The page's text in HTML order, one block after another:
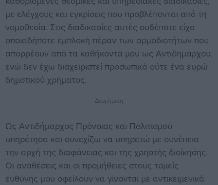
με ελέγχους και εγκρίσεις που προβλέπονται από τη
νομοθεσία. Στις διαδικασίες αυτές ουδέποτε είχα
οποιαδήποτε εμπλοκή πέραν των αρμοδιοτήτων που
απορρέουν από τα καθήκοντά μου ως Αντιδημάρχου,
ενώ δεν έχω διαχειριστεί προσωπικά ούτε ένα ευρώ
δημοτικού χρήματος.
Διαφήμιση
Ως Αντιδήμαρχος Πρόνοιας και Πολιτισμού
υπηρέτησα και συνεχίζω να υπηρετώ με συνέπεια
την αρχή της διαφάνειας και της χρηστής διοίκησης.
Οι αναθέσεις και οι προμήθειες στους τομείς
ευθύνης μου οφείλουν να γίνονται με αντικειμενικά